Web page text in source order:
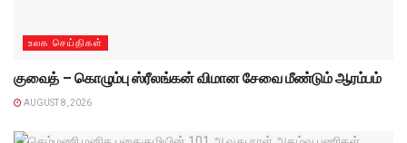
உலக செய்திகள்
குவைத் – கொழும்பு ஸ்ரீலங்கன் விமான சேவை மீண்டும் ஆரம்பம்
AUGUST 8, 2026